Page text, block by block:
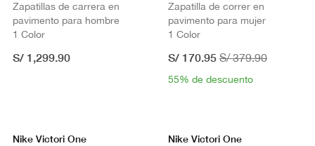
Zapatillas de carrera en
pavimento para hombre
1 Color
S/ 1,299.90
Zapatilla de correr en
pavimento para mujer
1 Color
S/ 170.95 S/ 379.90
55% de descuento
Nike Victori One Nike Victori One